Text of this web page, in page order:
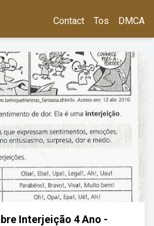
Contact Tos DMCA
Interjeição 4 Ano -